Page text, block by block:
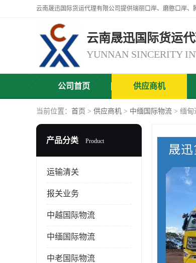
云南晟迅国际货运
公司首页 供应商机
当前位置： 首页 > 供应商机 > 中缅国际物流 > 缅甸
产品分类 Product
运输清关
报关业务
中越国际物流
中缅国际物流
中老国际物流